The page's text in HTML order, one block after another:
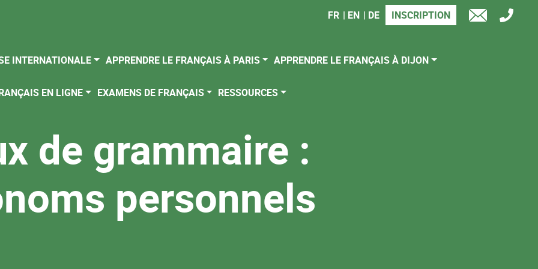
FR EN DE INSCRIPTION
E-
TÉL
INTERNATIONALE APPRENDRE LE FRANÇAIS À PARIS APPRENDRE LE FRANÇAIS À DIJON
EN LIGNE EXAMENS DE FRANÇAIS RESSOURCES
de grammaire :
personnels